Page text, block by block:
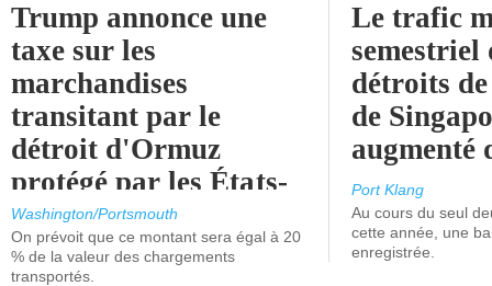
Trump annonce une
taxe sur les
marchandises
transitant par le
détroit d'Ormuz
protégé par les États-
Unis.
Washington/Portsmouth
On prévoit que ce montant sera égal à 20
% de la valeur des chargements
transportés.
Le trafic
semestriel
détroits
de
augmenté
Port Klang
Au cours du seul
cette année, une
enregistrée.